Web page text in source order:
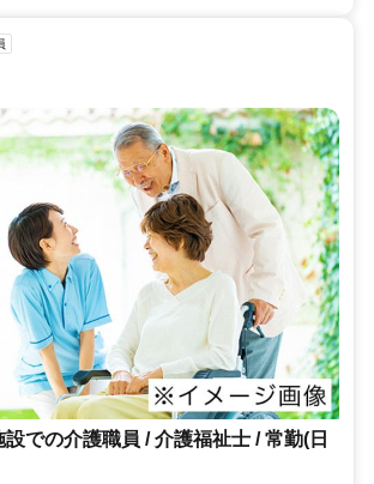
での介護職員 / 介護福祉士 / 常勤(日